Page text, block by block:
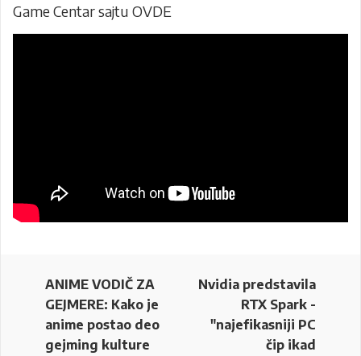
Game Centar sajtu OVDE
ANIME VODIČ ZA
GEJMERE: Kako je
anime postao deo
gejming kulture
Nvidia predstavila
RTX Spark -
"najefikasniji PC
čip ikad